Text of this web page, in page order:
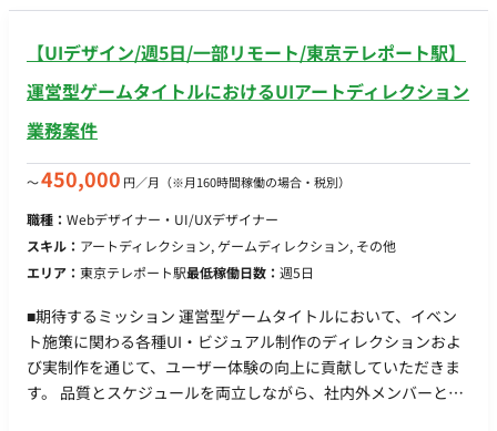
【UIデザイン/週5日/一部リモート/東京テレポート駅】
運営型ゲームタイトルにおけるUIアートディレクション
業務案件
〜450,000 円／月 （※月160時間稼働の場合・税別）
職種： Webデザイナー・UI/UXデザイナー
スキル： アートディレクション, ゲームディレクション, その他
エリア： 東京テレポート駅最低稼働日数： 週5日
■期待するミッション 運営型ゲームタイトルにおいて、イベン
ト施策に関わる各種UI・ビジュアル制作のディレクションおよ
び実制作を通じて、ユーザー体験の向上に貢献していただきま
す。 品質とスケジュールを両立しながら、社内外メンバーと連